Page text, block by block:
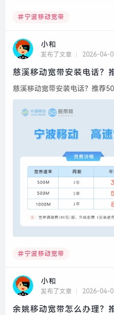
宁波移动宽带
小和
发布了文章 2026-04-
慈溪移动宽带安装电话？
慈溪移动宽带安装电话？推荐
宁波移动宽带
小和
发布了文章 2026-04-
余姚移动宽带怎么办理？